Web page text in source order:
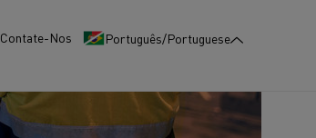
Contate-Nos Português/Portuguese